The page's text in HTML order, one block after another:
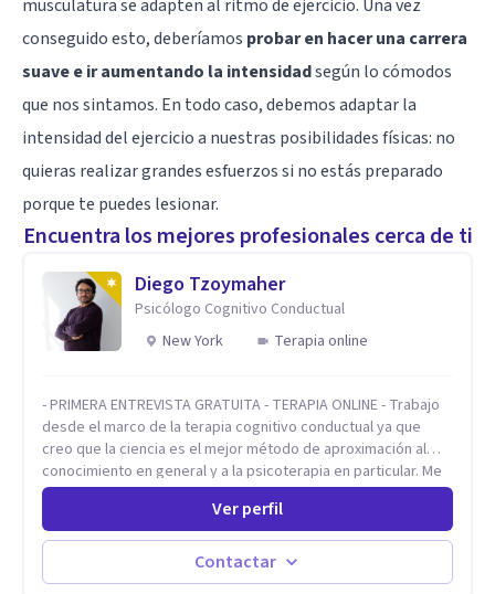
musculatura se adapten al ritmo de ejercicio. Una vez
conseguido esto, deberíamos probar en hacer una carrera
suave e ir aumentando la intensidadsegún lo cómodos
que nos sintamos. En todo caso, debemos adaptar la
intensidad del ejercicio a nuestras posibilidades físicas: no
quieras realizar grandes esfuerzos si no estás preparado
porque te puedes lesionar.
Encuentra los mejores profesionales cerca de ti
Diego Tzoymaher
Psicólogo Cognitivo Conductual
New York
Terapia online
- PRIMERA ENTREVISTA GRATUITA - TERAPIA ONLINE - Trabajo
desde el marco de la terapia cognitivo conductual ya que
creo que la ciencia es el mejor método de aproximación al
conocimiento en general y a la psicoterapia en particular. Me
interesan los procesos de cambio conductual por los que una
persona pueda alcanzar sus objetivos, transitando,
aceptando y modificando sus patrones cognitivos y
emocionales. Abordo patologías específicas como trastornos
de ansiedad y del ánimo, y también crisis vitales y procesos
Ver perfil
Contactar